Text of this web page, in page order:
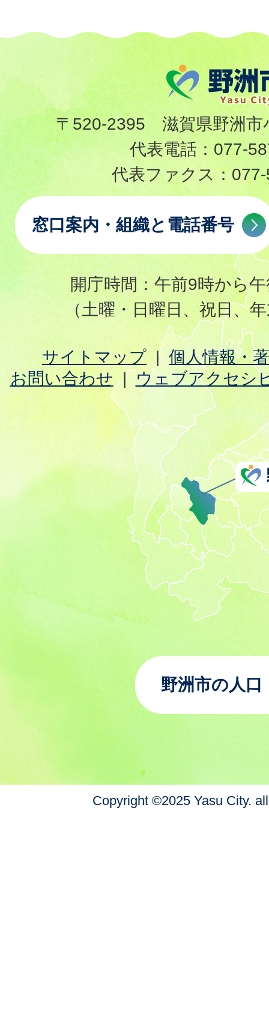
〒520-2395 滋賀県野洲市
代表電話： 077-
代表ファクス：
窓口案内・組織と電話番号
開庁時間：午前9時から
（土曜・日曜日、祝日、
サイトマップ
個人情報・
お問い合わせ
ウェブアクセシ
野洲市の人口
Copyright ©2025 Yasu City.